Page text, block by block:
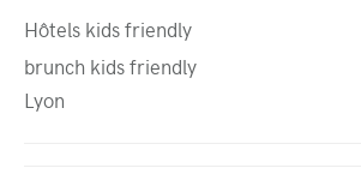
Hôtels kids friendly
brunch kids friendly
Lyon